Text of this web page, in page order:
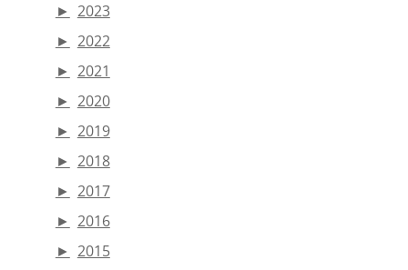
► 2023
► 2022
► 2021
► 2020
► 2019
► 2018
► 2017
► 2016
► 2015